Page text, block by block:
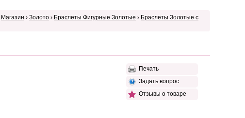
Магазин › Золото › Браслеты Фигурные Золотые › Браслеты Золотые с
Печать
Задать вопрос
Отзывы о товаре